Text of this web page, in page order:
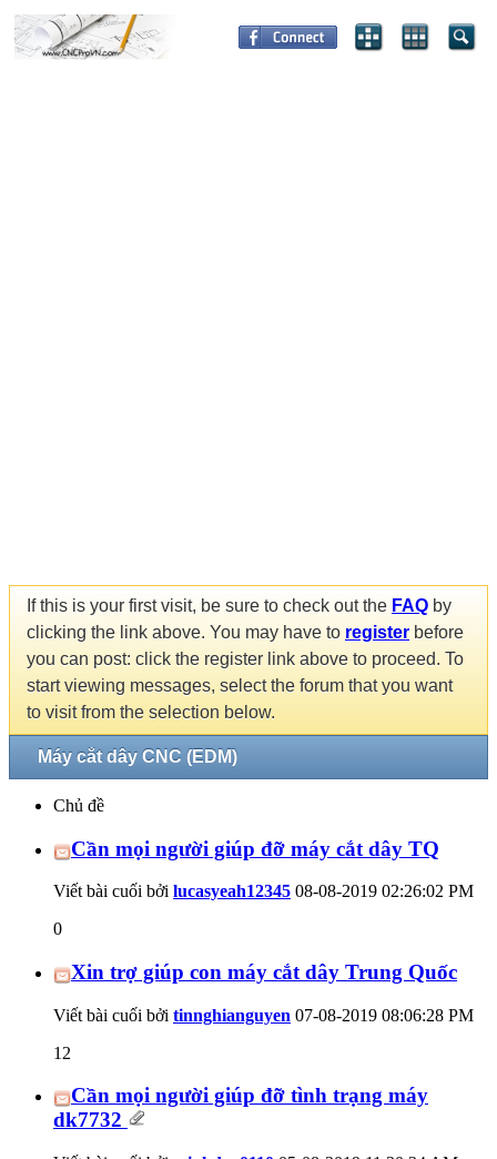
If this is your first visit, be sure to check out the FAQ by
clicking the link above. You may have to register before
you can post: click the register link above to proceed. To
start viewing messages, select the forum that you want
to visit from the selection below.
Máy cắt dây CNC (EDM)
Chủ đề
Cần mọi người giúp đỡ máy cắt dây TQ
Viết bài cuối bởi lucasyeah12345 08-08-2019 02:26:02 PM
0
Xin trợ giúp con máy cắt dây Trung Quốc
Viết bài cuối bởi tinnghianguyen 07-08-2019 08:06:28 PM
12
Cần mọi người giúp đỡ tình trạng máy
dk7732